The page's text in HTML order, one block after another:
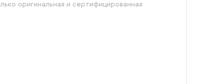
оригинальная и сертифицированная